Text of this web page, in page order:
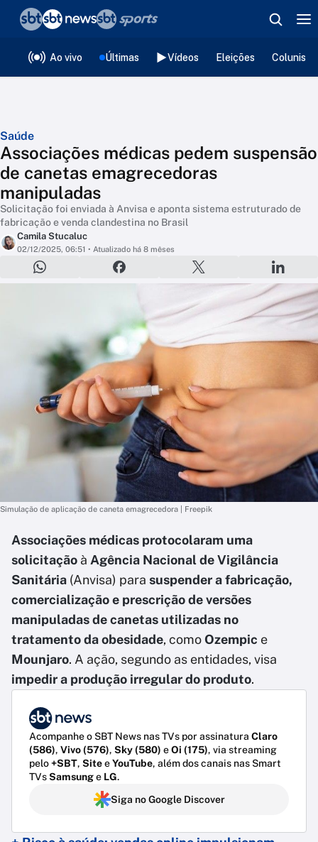
Ao vivo Últimas Vídeos Eleições
Saúde
Associações médicas pedem suspensão
de canetas emagrecedoras
manipuladas
Solicitação foi enviada à Anvisa e aponta sistema estruturado de
fabricação e venda clandestina no Brasil
Camila Stucaluc
02/12/2025, 06:51 • Atualizado há 8 mêses
Simulação de aplicação de caneta emagrecedora | Freepik
Associações médicas protocolaram uma
solicitação à Agência Nacional de Vigilância
Sanitária (Anvisa) para suspender a fabricação,
comercialização e prescrição de versões
manipuladas de canetas utilizadas no
tratamento da obesidade, comoOzempic e
Mounjaro. A ação, segundo as entidades, visa
impedir a produção irregular do produto.
Acompanhe o SBT News nas TVs por assinatura Claro
(586), Vivo (576), Sky (580) eOi (175), via streaming
pelo+SBT, SiteeYouTube, além dos canais nas Smart
TVsSamsunge LG.
Siga no Google Discover
❮voltar
Editorias